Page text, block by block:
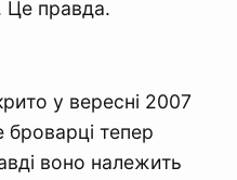
Це правда.
у вересні 2007
броварці тепер
воно належить